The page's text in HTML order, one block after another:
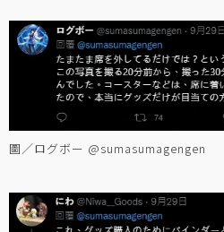
圖／ログボー @sumasumagengen